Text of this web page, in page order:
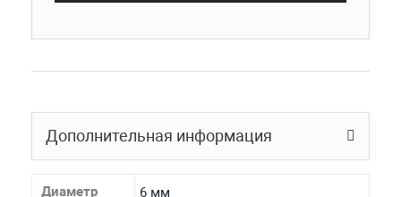
Дополнительная информация
Диаметр 6 мм